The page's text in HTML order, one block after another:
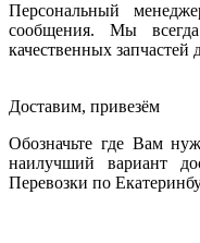
Персональный
сообщения. Мы
качественных
Доставим, привезём
Обозначьте где Вам
наилучший вариант
Перевозки по